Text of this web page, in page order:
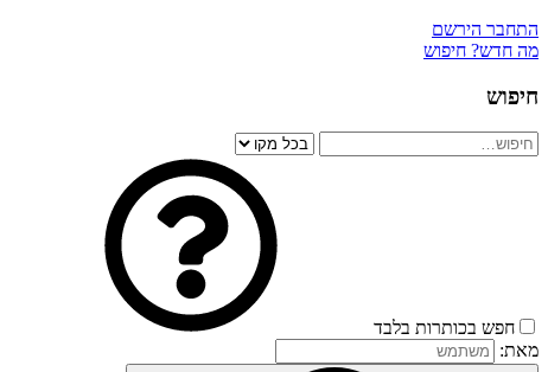
התחבר הירשם
מה חדש? חיפוש
חיפוש
חפש בכותרות בלבד
מאת: